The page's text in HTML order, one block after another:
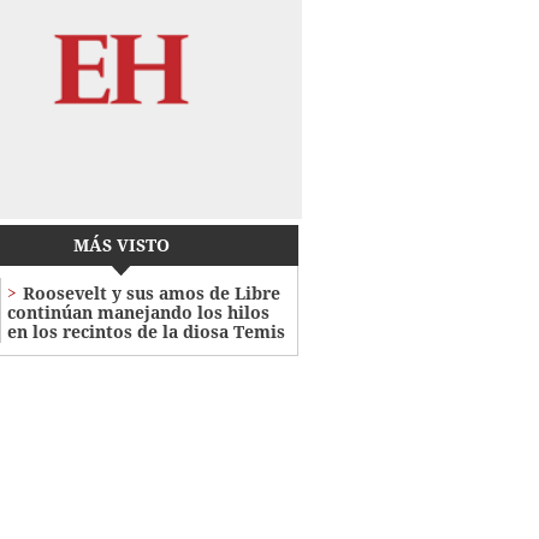
MÁS VISTO
Roosevelt y sus amos de Libre
continúan manejando los hilos
en los recintos de la diosa Temis